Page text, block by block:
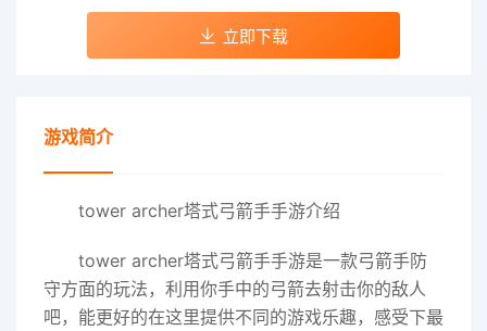
立即下载
游戏简介
tower archer塔式弓箭手手游介绍
tower archer塔式弓箭手手游是一款弓箭手防
守方面的玩法，利用你手中的弓箭去射击你的敌人
吧，能更好的在这里提供不同的游戏乐趣，感受下最